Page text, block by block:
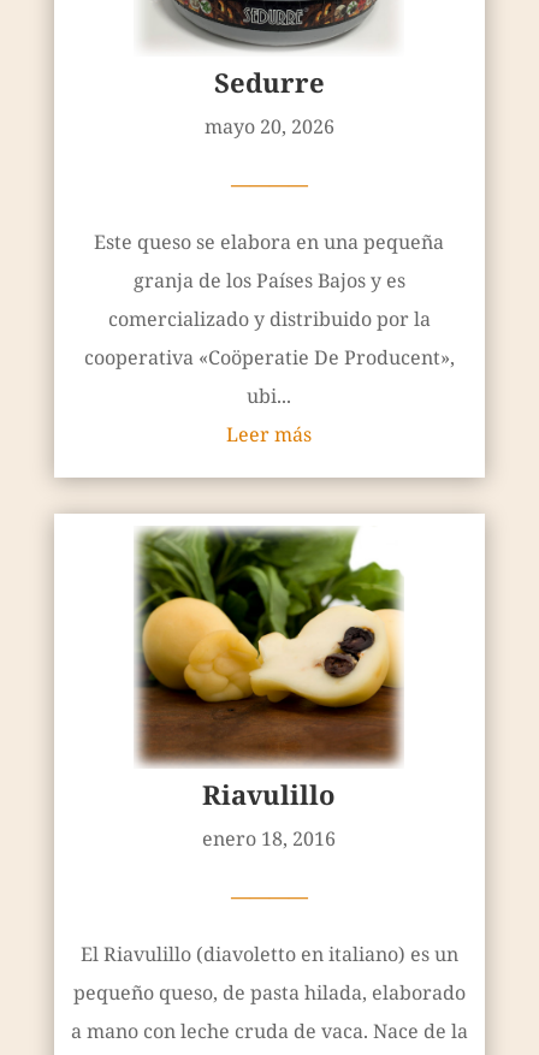
Sedurre
mayo 20, 2026
————
Este queso se elabora en una pequeña
granja de los Países Bajos y es
comercializado y distribuido por la
cooperativa «Coöperatie De Producent»,
ubi...
Leer más
Riavulillo
enero 18, 2016
————
El Riavulillo (diavoletto en italiano) es un
pequeño queso, de pasta hilada, elaborado
a mano con leche cruda de vaca. Nace de la